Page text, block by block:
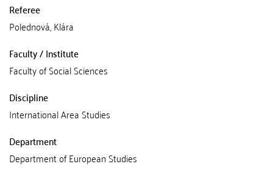
Referee
Polednová, Klára
Faculty / Institute
Faculty of Social Sciences
Discipline
International Area Studies
Department
Department of European Studies